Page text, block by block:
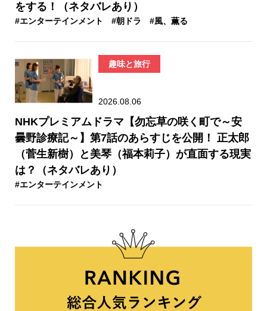
をする！（ネタバレあり）
#エンターテインメント #朝ドラ #風、薫る
趣味と旅行
2026.08.06
NHKプレミアムドラマ【勿忘草の咲く町で～安
曇野診療記～】第7話のあらすじを公開！ 正太郎
（菅生新樹）と美琴（福本莉子）が直面する現実
は？（ネタバレあり）
#エンターテインメント